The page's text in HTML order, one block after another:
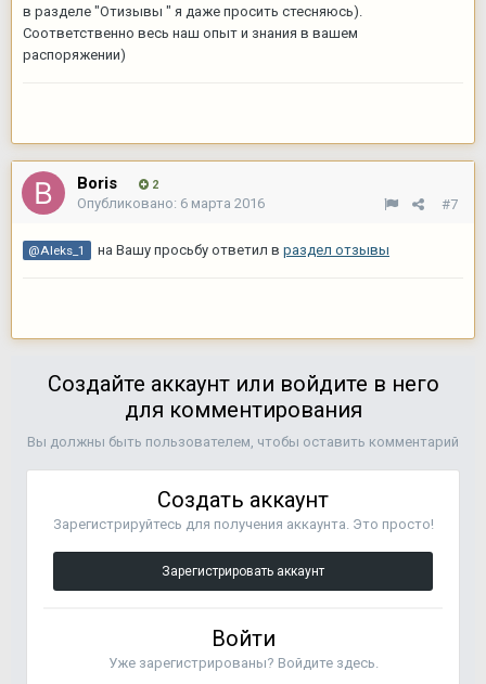
в разделе "Отизывы " я даже просить стесняюсь).
Соответственно весь наш опыт и знания в вашем
распоряжении)
Boris 2
#7
Опубликовано: 6 марта 2016
@Aleks_1 на Вашу просьбу ответил в раздел отзывы
Создайте аккаунт или войдите в него
для комментирования
Вы должны быть пользователем, чтобы оставить комментарий
Создать аккаунт
Зарегистрируйтесь для получения аккаунта. Это просто!
Зарегистрировать аккаунт
Войти
Уже зарегистрированы? Войдите здесь.